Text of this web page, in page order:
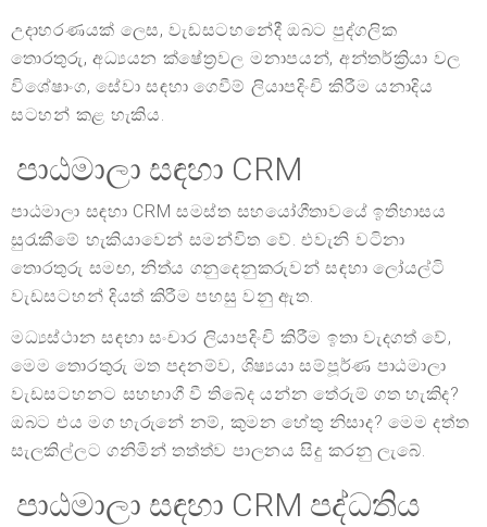
උදාහරණයක් ලෙස, වැඩසටහනේදී ඔබට පුද්ගලික
තොරතුරු, අධ්‍යයන ක්ෂේත්‍රවල මනාපයන්, අන්තර්ක්‍රියා වල
විශේෂාංග, සේවා සඳහා ගෙවීම් ලියාපදිංචි කිරීම යනාදිය
සටහන් කළ හැකිය.
පාඨමාලා සඳහා CRM
පාඨමාලා සඳහා CRM සමස්ත සහයෝගීතාවයේ ඉතිහාසය
සුරැකීමේ හැකියාවෙන් සමන්විත වේ. එවැනි වටිනා
තොරතුරු සමඟ, නිත්ය ගනුදෙනුකරුවන් සඳහා ලෝයල්ටි
වැඩසටහන් දියත් කිරීම පහසු වනු ඇත.
මධ්‍යස්ථාන සඳහා සංචාර ලියාපදිංචි කිරීම ඉතා වැදගත් වේ,
මෙම තොරතුරු මත පදනම්ව, ශිෂ්‍යයා සම්පූර්ණ පාඨමාලා
වැඩසටහනට සහභාගී වී තිබේද යන්න තේරුම් ගත හැකිද?
ඔබට එය මග හැරුනේ නම්, කුමන හේතු නිසාද? මෙම දත්ත
සැලකිල්ලට ගනිමින් තත්ත්ව පාලනය සිදු කරනු ලැබේ.
පාඨමාලා සඳහා CRM පද්ධතිය